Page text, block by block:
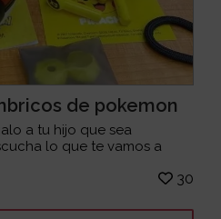
de pokemon
a tu hijo que sea
lo que te vamos a
30